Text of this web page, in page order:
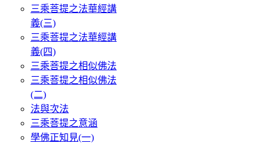
三乘菩提之法華經講
義(三)
三乘菩提之法華經講
義(四)
三乘菩提之相似佛法
三乘菩提之相似佛法
(二)
法與次法
三乘菩提之意涵
學佛正知見(一)